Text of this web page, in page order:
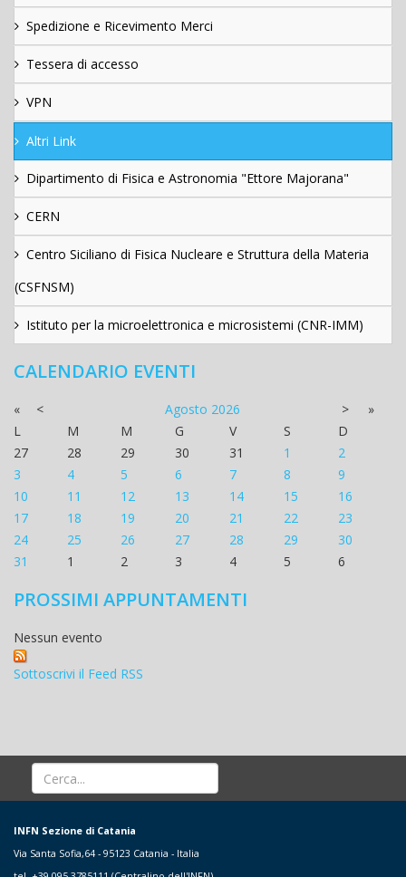
Spedizione e Ricevimento Merci
Tessera di accesso
VPN
Altri Link
Dipartimento di Fisica e Astronomia "Ettore Majorana"
CERN
Centro Siciliano di Fisica Nucleare e Struttura della Materia
(CSFNSM)
Istituto per la microelettronica e microsistemi (CNR-IMM)
CALENDARIO EVENTI
« < Agosto 2026 >
»
L
M M G V S
D
27
28 29 30 31 1
2
3
4 5 6 7 8
9
10
11 12 13 14 15
16
17
18 19 20 21 22
23
24
25 26 27 28 29
30
31
1 2 3 4 5 6
PROSSIMI APPUNTAMENTI
Nessun evento
Sottoscrivi il Feed RSS
INFN Sezione di Catania
Via Santa Sofia,64 - 95123 Catania - Italia